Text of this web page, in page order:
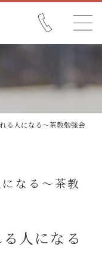
人になる～茶教勉強会
なる～茶教
人になる